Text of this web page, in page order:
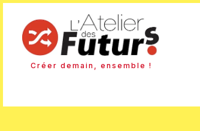
Créer demain, ensemble !